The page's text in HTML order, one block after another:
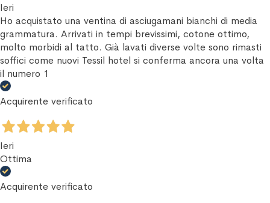
Ieri
Ho acquistato una ventina di asciugamani bianchi di media
grammatura. Arrivati in tempi brevissimi, cotone ottimo,
molto morbidi al tatto. Già lavati diverse volte sono rimasti
soffici come nuovi Tessil hotel si conferma ancora una volta
il numero 1
Acquirente verificato
Ieri
Ottima
Acquirente verificato